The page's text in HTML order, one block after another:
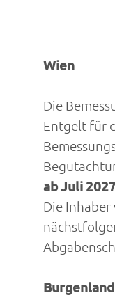
Wien
Die
Entgelt für
ab Juli
Die
Burgenland